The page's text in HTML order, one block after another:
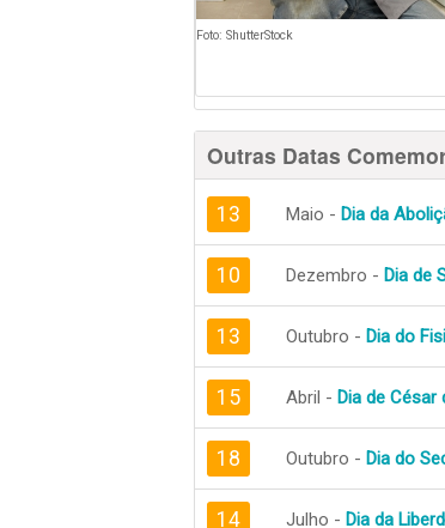
Foto: ShutterStock
Outras Datas
13 Maio - Dia da
10 Dezembro - Dia de
13 Outubro - Dia do
15 Abril - Dia de César
18 Outubro - Dia do
14 Julho - Dia da